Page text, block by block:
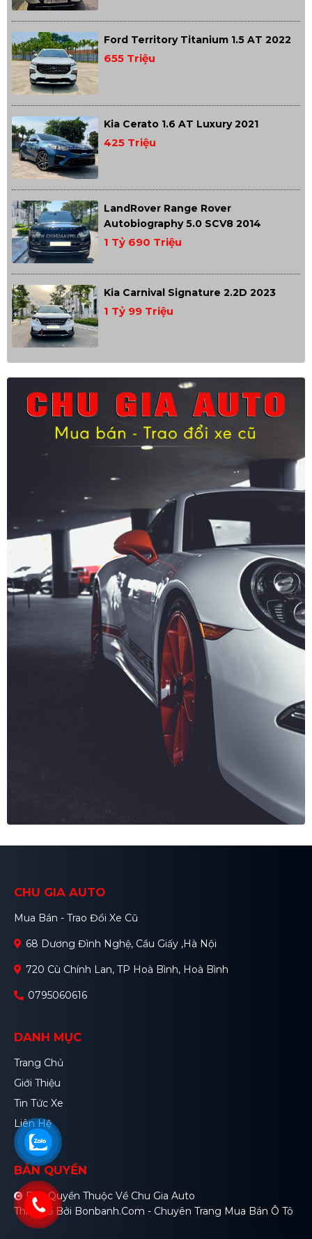
Ford Territory Titanium 1.5 AT 2022
655 Triệu
Kia Cerato 1.6 AT Luxury 2021
425 Triệu
LandRover Range Rover
Autobiography 5.0 SCV8 2014
1 Tỷ 690 Triệu
Kia Carnival Signature 2.2D 2023
1 Tỷ 99 Triệu
CHU GIA AUTO
Mua Bán - Trao Đổi Xe Cũ
68 Dương Đình Nghệ, Cầu Giấy ,Hà Nội
720 Cù Chính Lan, TP Hoà Bình, Hoà Bình
0795060616
DANH MỤC
Trang Chủ
Giới Thiệu
Tin Tức Xe
Liên Hệ
BẢN QUYỀN
Bản Quyền Thuộc Về Chu Gia Auto
Thiết Kế Bởi Bonbanh.com - Chuyên Trang Mua Bán Ô Tô